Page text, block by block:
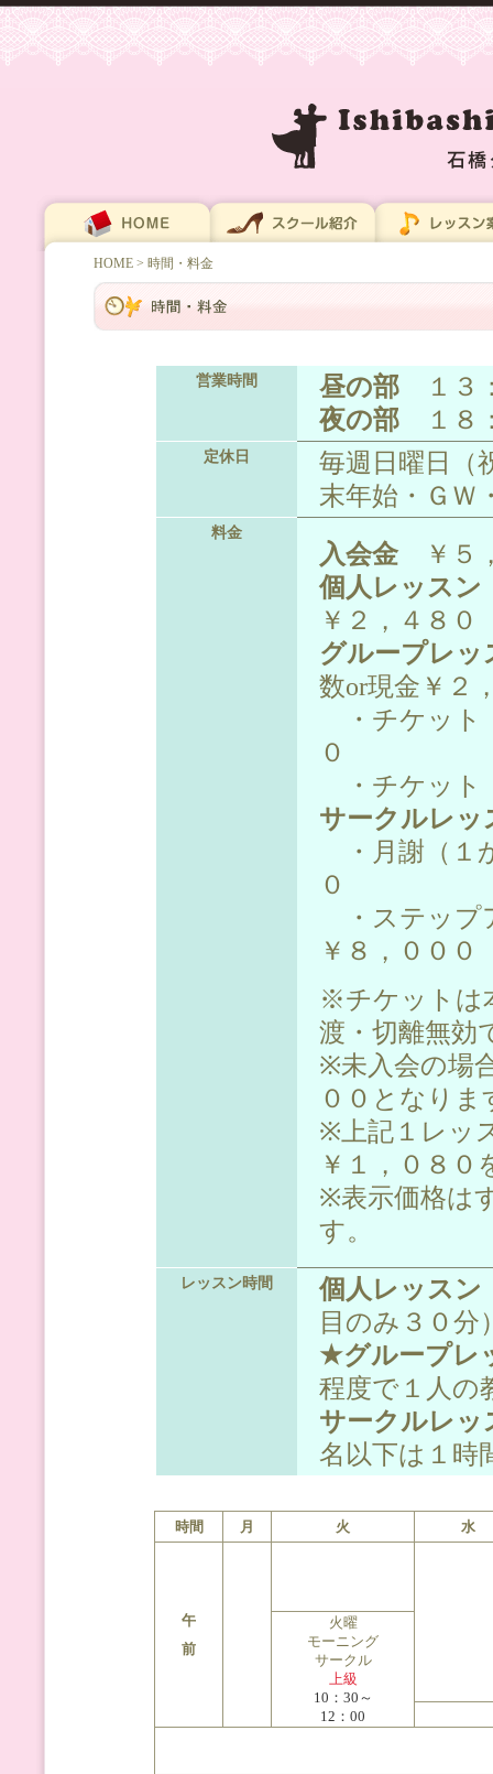
HOME > 時間・料金
営業時間 昼の部 １３
夜の部 １８
定休日
毎週日曜日（
末年始・ＧＷ
料金
入会金￥５
個人レッスン
￥２，４８０
グループレッ
数or現金￥２
・チケット
０
・チケット
サークルレッ
・月謝（１
０
・ステップ
￥８，０００
※チケットは
渡・切離無効
※未入会の場
００となりま
※上記１レッ
￥１，０８０
※表示価格は
す。
レッスン時間 個人レッスン
目のみ３０分
★グループレ
程度で１人の
サークルレッ
名以下は１時
時間 月 火 水
午
前
火曜
モーニング
サークル
上級
10：30～
12：00